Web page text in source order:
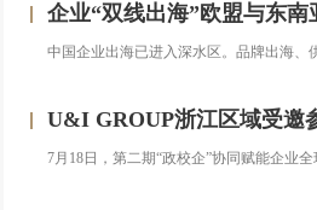
企业“双线出海”欧盟与东南亚，如何设计
中国企业出海已进入深水区。品牌出海、
U&I GROUP浙江区域受邀参与台州政校企研修班
7月18日，第二期“政校企”协同赋能企业